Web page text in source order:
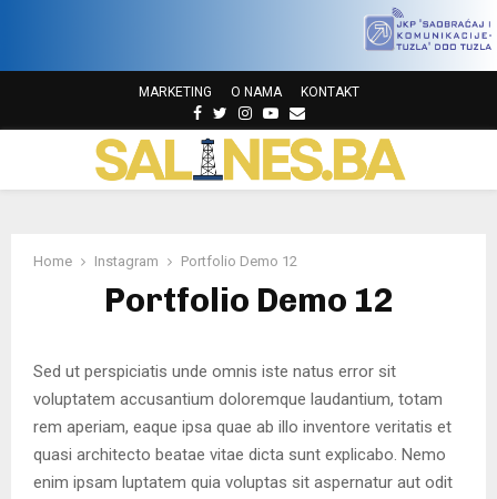
MARKETING O NAMA KONTAKT
F
a
c
e
o
w
t
I
n
t
Y
o
u
t
e
E
m
a
i
A
R
Home Instagram Portfolio Demo 12
Portfolio Demo 12
Sed ut perspiciatis unde omnis iste natus error sit
voluptatem accusantium doloremque laudantium, totam
rem aperiam, eaque ipsa quae ab illo inventore veritatis et
quasi architecto beatae vitae dicta sunt explicabo. Nemo
enim ipsam luptatem quia voluptas sit aspernatur aut odit